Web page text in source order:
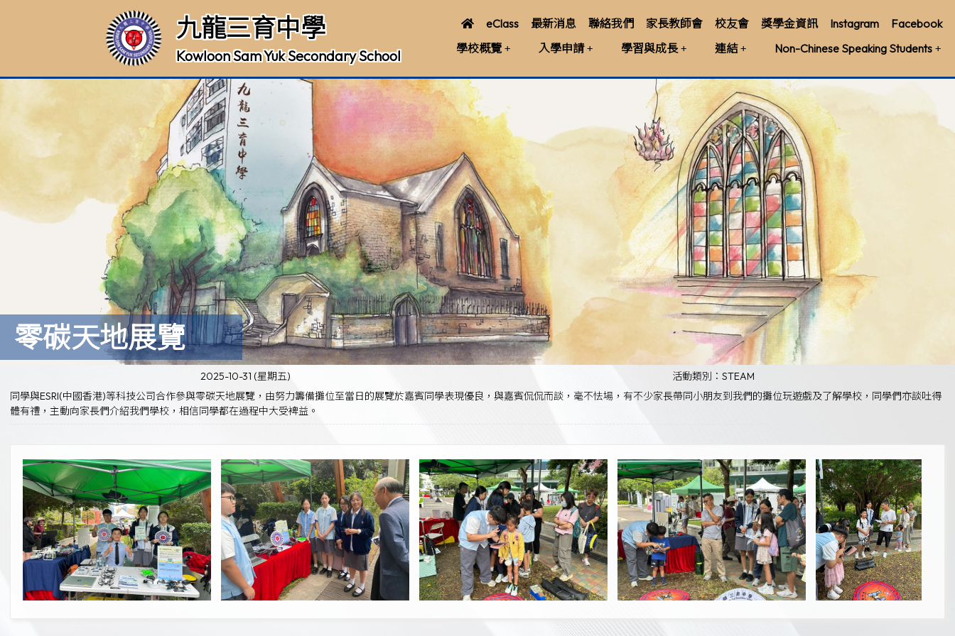
九龍三育中學
Kowloon Sam Yuk Secondary School
eClass 最新消息 聯絡我們 家長教師會 校友會 獎學金資訊 Instagram
Facebook
學校概覽
入學申請 學習與成長 連結 Non-Chinese Speaking Students
零碳天地展覽
2025-10-31 (星期五)
活動類別：STEAM
同學與ESRI(中國香港)等科技公司合作參與零碳天地展覽，由努力籌備攤位至當日的展覽於嘉賓同學表現優良，與嘉賓侃侃而談，毫不怯場，有不少家長帶同小朋友到我們的攤位玩遊戲及了解學校，同學們亦談吐得
體有禮，主動向家長們介紹我們學校，相信同學都在過程中大受裨益。